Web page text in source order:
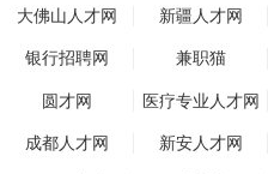
大佛山人才网 新疆人才网
银行招聘网 兼职猫
圆才网 医疗专业人才网
成都人才网 新安人才网